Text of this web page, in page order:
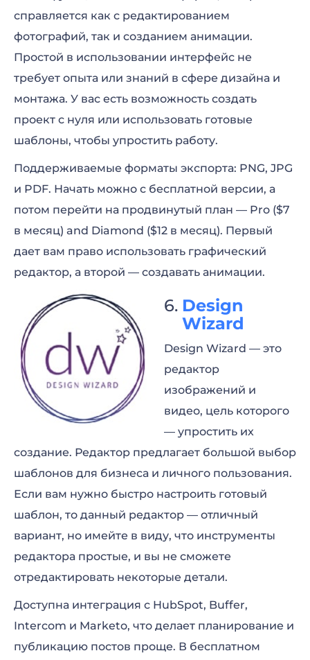
справляется как с редактированием
фотографий, так и созданием анимации.
Простой в использовании интерфейс не
требует опыта или знаний в сфере дизайна и
монтажа. У вас есть возможность создать
проект с нуля или использовать готовые
шаблоны, чтобы упростить работу.
Поддерживаемые форматы экспорта: PNG, JPG
и PDF. Начать можно с бесплатной версии, а
потом перейти на продвинутый план — Pro ($7
в месяц) and Diamond ($12 в месяц). Первый
дает вам право использовать графический
редактор, а второй — создавать анимации.
Design
Wizard
Design Wizard — это
редактор
изображений и
видео, цель которого
— упростить их
создание. Редактор предлагает большой выбор
шаблонов для бизнеса и личного пользования.
Если вам нужно быстро настроить готовый
шаблон, то данный редактор — отличный
вариант, но имейте в виду, что инструменты
редактора простые, и вы не сможете
отредактировать некоторые детали.
Доступна интеграция с HubSpot, Buffer,
Intercom и Marketo, что делает планирование и
публикацию постов проще. В бесплатном